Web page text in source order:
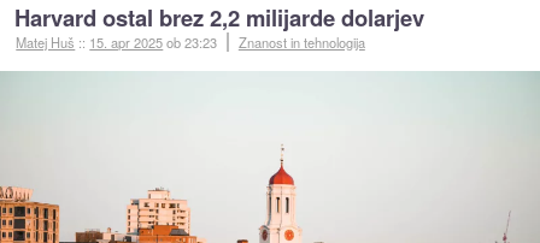
Harvard ostal brez 2,2 milijarde dolarjev
Matej Huš :: 15. apr 2025ob 23:23 Znanost in tehnologija